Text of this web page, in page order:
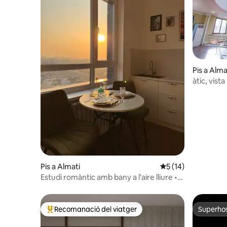
Pis a Almati 5 de puntuació
5 (14)
Estudi romàntic amb bany a l'aire lliure •
Pis a
àtic,
Principals recomanacions dels viatgers
Recomanació del viatger